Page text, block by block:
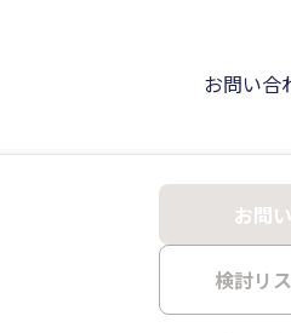
お問い合
お問
検討リ